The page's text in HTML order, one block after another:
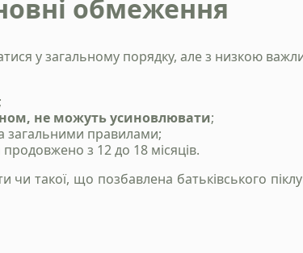
обмеження
у загальному порядку, але з низкою
;
не можуть усиновлювати;
загальними правилами;
з 12 до 18 місяців.
такої, що позбавлена батьківського